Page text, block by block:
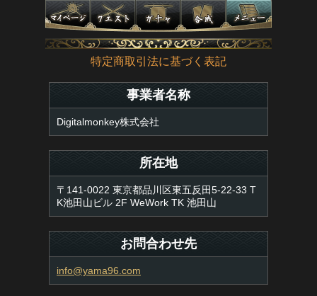
特定商取引法に基づく表記
事業者名称
Digitalmonkey株式会社
所在地
〒141-0022 東京都品川区東五反田5-22-33 T
K池田山ビル 2F WeWork TK 池田山
お問合わせ先
info@yama96.com